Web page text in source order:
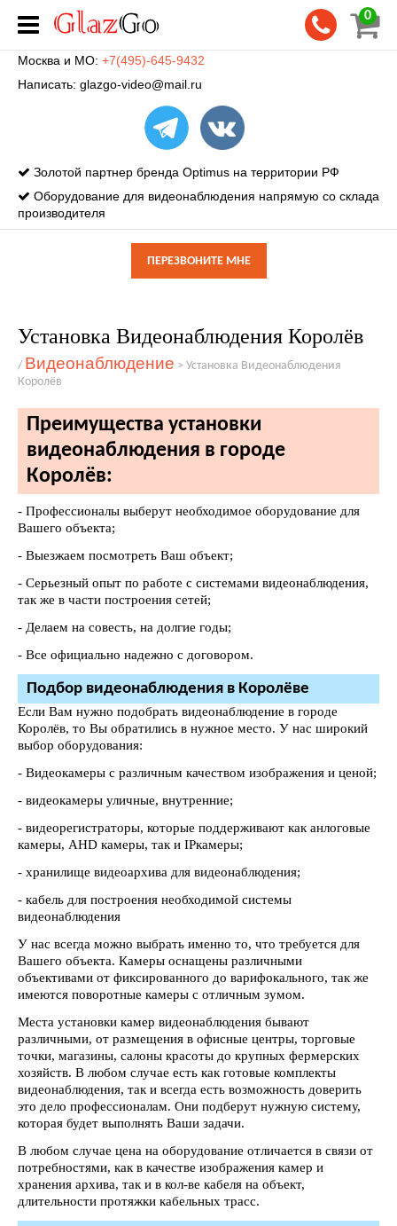
0
Москва и МО: +7(495)-645-9432
Написать: glazgo-video@mail.ru
Золотой партнер бренда Optimus на территории РФ
Оборудование для видеонаблюдения напрямую со склада
производителя
ПЕРЕЗВОНИТЕ МНЕ
Установка Видеонаблюдения Королёв
/ Видеонаблюдение > Установка Видеонаблюдения
Королёв
Преимущества установки
видеонаблюдения в городе
Королёв:
- Профессионалы выберут необходимое оборудование для
Вашего объекта;
- Выезжаем посмотреть Ваш объект;
- Серьезный опыт по работе с системами видеонаблюдения,
так же в части построения сетей;
- Делаем на совесть, на долгие годы;
- Все официально надежно с договором.
Подбор видеонаблюдения в Королёве
Если Вам нужно подобрать видеонаблюдение в городе
Королёв, то Вы обратились в нужное место. У нас широкий
выбор оборудования:
- Видеокамеры с различным качеством изображения и ценой;
- видеокамеры уличные, внутренние;
- видеорегистраторы, которые поддерживают как анлоговые
камеры, AHD камеры, так и IPкамеры;
- хранилище видеоархива для видеонаблюдения;
- кабель для построения необходимой системы
видеонаблюдения
У нас всегда можно выбрать именно то, что требуется для
Вашего объекта. Камеры оснащены различными
объективами от фиксированного до варифокального, так же
имеются поворотные камеры с отличным зумом.
Места установки камер видеонаблюдения бывают
различными, от размещения в офисные центры, торговые
точки, магазины, салоны красоты до крупных фермерских
хозяйств. В любом случае есть как готовые комплекты
видеонаблюдения, так и всегда есть возможность доверить
это дело профессионалам. Они подберут нужную систему,
которая будет выполнять Ваши задачи.
В любом случае цена на оборудование отличается в связи от
потребностями, как в качестве изображения камер и
хранения архива, так и в кол-ве кабеля на объект,
длительности протяжки кабельных трасс.